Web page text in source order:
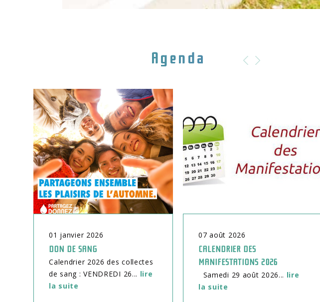
Agenda
01 janvier 2026
DON DE SANG
Calendrier 2026 des collectes
de sang : VENDREDI 26... lire
la suite
07 août 2026
CALENDRIER DES
MANIFESTATIONS 2026
Samedi 29 août 2026... lire
la suite